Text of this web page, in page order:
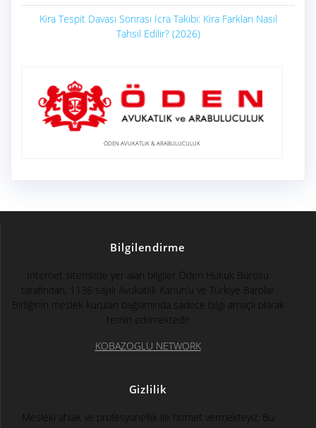
Kira Tespit Davası Sonrası İcra Takibi: Kira Farkları Nasıl
Tahsil Edilir? (2026)
ÖDEN AVUKATLIK & ARABULUCULUK
Bilgilendirme
İnternet sitemizde yer alan bilgiler Öden Hukuk Bürosu
tarafından, 1136 sayılı Avukatlık Kanun’u ve Türkiye Barolar
Birliğinin meslek kuruları bağlamında sadece bilgi amaçlı olarak
temin edilmektedir
KOBAZOGLU NETWORK
Gizlilik
Mesleki ahlak ve profesyonellik ile hizmet vermekteyiz. Bu